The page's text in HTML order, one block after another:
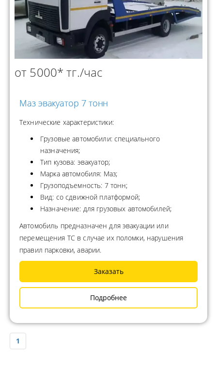
от 5000* тг./час
Маз эвакуатор 7 тонн
Технические характеристики:
Грузовые автомобили: специального
назначения;
Тип кузова: эвакуатор;
Марка автомобиля: Маз;
Грузоподъемность: 7 тонн;
Вид: со сдвижной платформой;
Назначение: для грузовых автомобилей;
Автомобиль предназначен для эвакуации или
перемещения ТС в случае их поломки, нарушения
правил парковки, аварии.
Заказать
Подробнее
1